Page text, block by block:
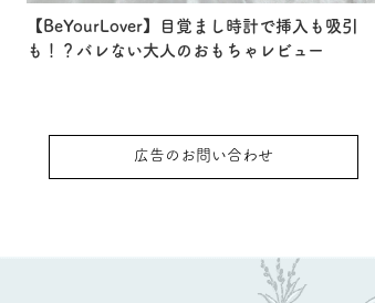
【BeYourLover】目覚まし時計で挿入も吸引
も！？バレない大人のおもちゃレビュー
広告のお問い合わせ